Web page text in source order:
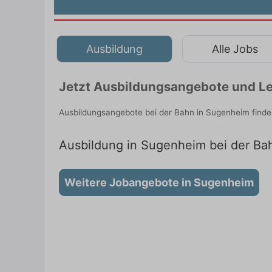
Ausbildung Alle Jobs
Jetzt Ausbildungsangebote und
Ausbildungsangebote bei der Bahn in Sugenheim
Ausbildung in Sugenheim bei der
Weitere Jobangebote in Sugenheim